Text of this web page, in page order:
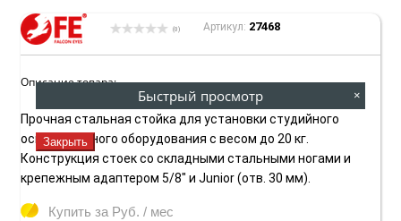
(0) Артикул: 27468
Описание товара:
Прочная стальная стойка для установки студийного
осветительного оборудования с весом до 20 кг.
Конструкция стоек со складными стальными ногами и
крепежным адаптером 5/8" и Junior (отв. 30 мм).
Купить за Руб. / мес
Быстрый просмотр ×
Закрыть